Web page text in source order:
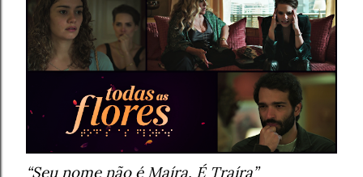
“Seu nome não é Maíra. É Traíra”